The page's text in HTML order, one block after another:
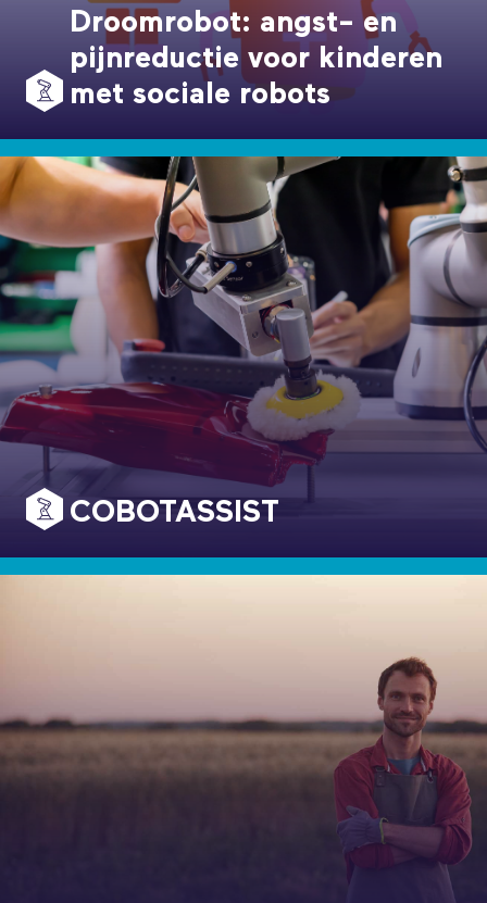
Droomrobot: angst- en
pijnreductie voor kinderen
met sociale robots
COBOTASSIST